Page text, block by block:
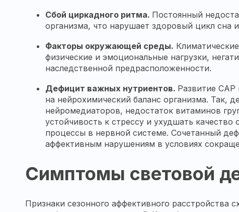
Сбой циркадного ритма. Постоянный
организма, что нарушает здоровый цикл сна
Факторы окружающей среды.
физические и эмоциональные нагрузки,
наследственной предрасположенности.
Дефицит важных нутриентов. Развитие САР
на нейрохимический баланс организма. Так,
нейромедиаторов, недостаток витаминов
устойчивость к стрессу и ухудшать
процессы в нервной системе. Сочетанный
аффективным нарушениям в условиях
Симптомы световой
Признаки сезонного аффективного